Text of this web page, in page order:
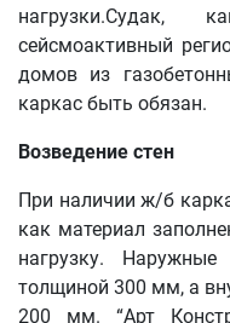
сейсмоактивный
домов из
каркас быть обязан.
Возведение стен
При наличии ж/б
как материал
нагрузку.
толщиной 300 мм, а
200 мм. “Арт